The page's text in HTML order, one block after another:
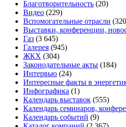
Благотворительность (20)
Видео (229)
Вспомогательные отрасли
Выставки, конференции,
Газ (3 645)
Галерея (945)
ЖКХ (304)
Законодательные акты (184)
Интервью (24)
Интересные факты в
Инфографика (1)
Календарь выставок (555)
Календарь семинаров,
Календарь событий (9)